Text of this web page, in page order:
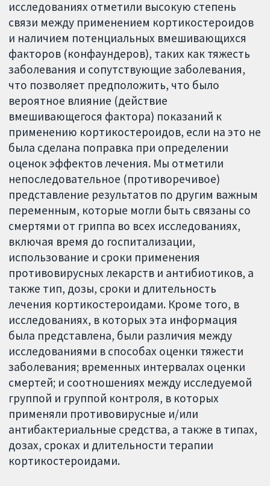
исследованиях отметили высокую степень
связи между применением кортикостероидов
и наличием потенциальных вмешивающихся
факторов (конфаундеров), таких как тяжесть
заболевания и сопутствующие заболевания,
что позволяет предположить, что было
вероятное влияние (действие
вмешивающегося фактора) показаний к
применению кортикостероидов, если на это не
была сделана поправка при определении
оценок эффектов лечения. Мы отметили
непоследовательное (противоречивое)
представление результатов по другим важным
переменным, которые могли быть связаны со
смертями от гриппа во всех исследованиях,
включая время до госпитализации,
использование и сроки применения
противовирусных лекарств и антибиотиков, а
также тип, дозы, сроки и длительность
лечения кортикостероидами. Кроме того, в
исследованиях, в которых эта информация
была представлена, были различия между
исследованиями в способах оценки тяжести
заболевания; временных интервалах оценки
смертей; и соотношениях между исследуемой
группой и группой контроля, в которых
применяли противовирусные и/или
антибактериальные средства, а также в типах,
дозах, сроках и длительности терапии
кортикостероидами.